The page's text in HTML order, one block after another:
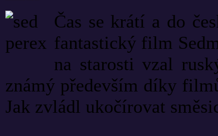
Čas se krátí a do
fantastický film
na starosti vzal
známý především díky
Jak zvládl ukočírovat